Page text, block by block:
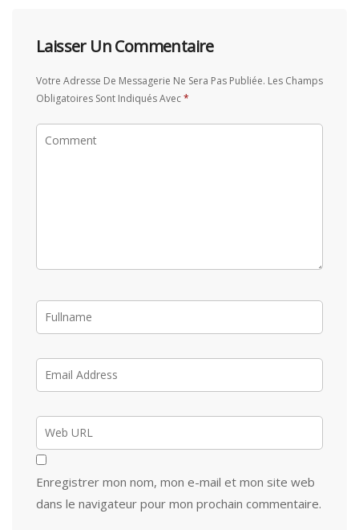
Laisser Un Commentaire
Votre Adresse De Messagerie Ne Sera Pas Publiée. Les Champs
Obligatoires Sont Indiqués Avec*
Enregistrer mon nom, mon e-mail et mon site web
dans le navigateur pour mon prochain commentaire.